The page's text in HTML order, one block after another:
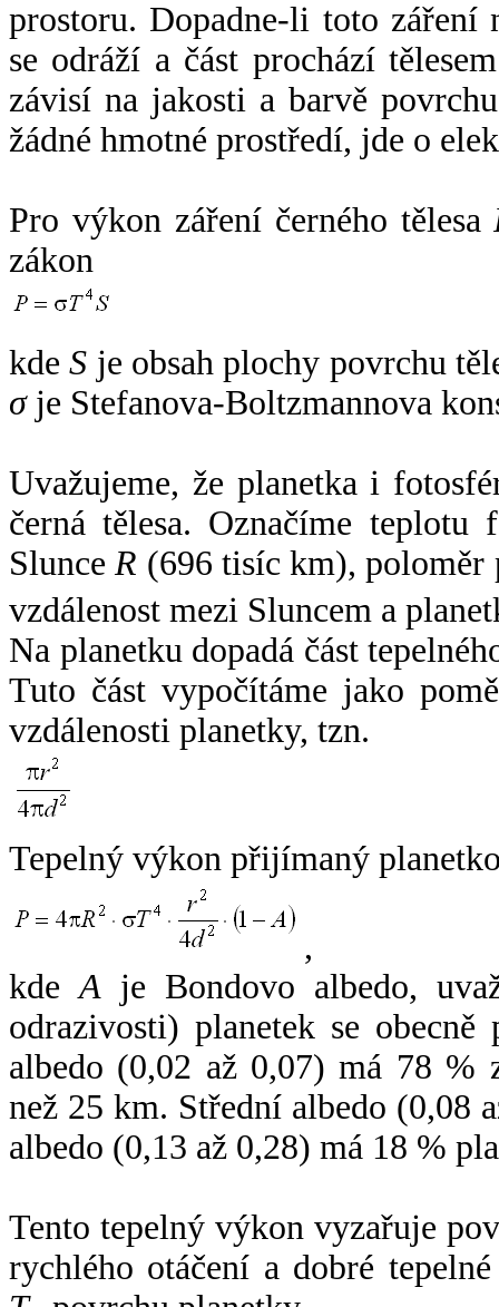
prostoru. Dopadne-li toto záření
se odráží a část prochází
závisí na jakosti a barvě
žádné hmotné prostředí, jde o
Pro výkon záření černého tělesa
zákon
kdeS je obsah plochy povrchu
σje Stefanova-Boltzmannova
Uvažujeme, že planetka i
černá tělesa. Označíme
SlunceR (696 tisíc km),
vzdálenost mezi Sluncem a
Na planetku dopadá část
Tuto část vypočítáme jako
vzdálenosti planetky, tzn.
Tepelný výkon přijímaný
,
kdeA je Bondovo albedo,
odrazivosti) planetek se
albedo (0,02 až 0,07) má 78 %
než 25 km. Střední albedo (0,08
albedo (0,13 až 0,28) má 18 %
Tento tepelný výkon vyzařuje
rychlého otáčení a dobré